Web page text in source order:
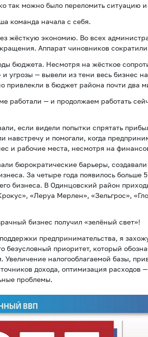
так можно было переломить ситуацию и
команда начала с себя.
жёсткую экономию. Во всех
Аппарат чиновников
бюджета. Несмотря на жёсткое
и угрозы — вывели из тени весь бизнес
привлекли в бюджет района почти два
работали — и продолжаем работать
если видели попытки спрятать
навстречу и помогали, когда
и рабочие места, несмотря на
бюрократические барьеры,
За четыре года появилось больше
бизнеса. В Одинцовский район
«Леруа Мерлен», «Зельгрос»,
бизнес получил «зелёный свет»!
предпринимательства, я
безусловный приоритет, который
Увеличение налогооблагаемой базы,
дохода, оптимизация расходов
проблемы.